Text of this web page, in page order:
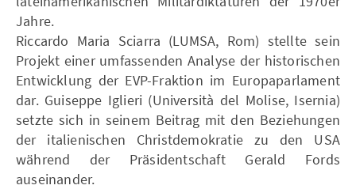
Jahre.
Riccardo Maria Sciarra (LUMSA, Rom) stellte sein
Projekt einer umfassenden Analyse der historischen
Entwicklung der EVP-Fraktion im Europaparlament
dar. Guiseppe Iglieri (Università del Molise, Isernia)
setzte sich in seinem Beitrag mit den Beziehungen
der italienischen Christdemokratie zu den USA
während der Präsidentschaft Gerald Fords
auseinander.